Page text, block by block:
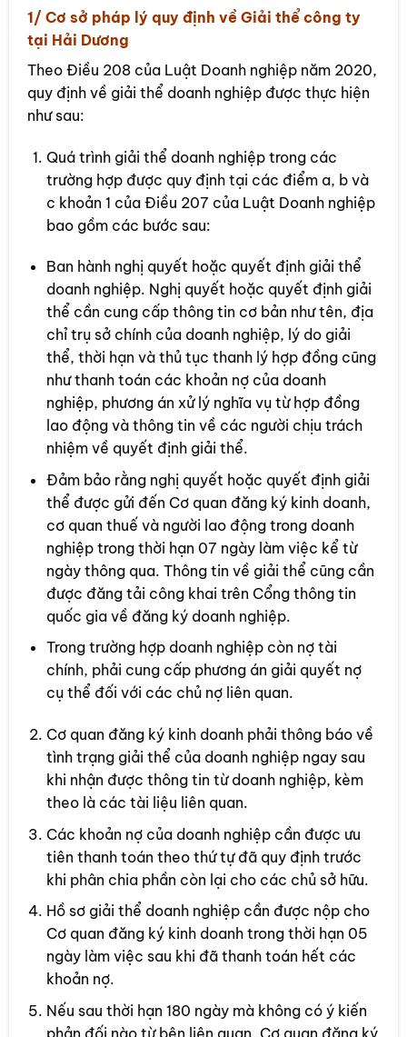
1/ Cơ sở pháp lý quy định về Giải thể công ty
tại Hải Dương
Theo Điều 208 của Luật Doanh nghiệp năm 2020,
quy định về giải thể doanh nghiệp được thực hiện
như sau:
Quá trình giải thể doanh nghiệp trong các
trường hợp được quy định tại các điểm a, b và
c khoản 1 của Điều 207 của Luật Doanh nghiệp
bao gồm các bước sau:
Ban hành nghị quyết hoặc quyết định giải thể
doanh nghiệp. Nghị quyết hoặc quyết định giải
thể cần cung cấp thông tin cơ bản như tên, địa
chỉ trụ sở chính của doanh nghiệp, lý do giải
thể, thời hạn và thủ tục thanh lý hợp đồng cũng
như thanh toán các khoản nợ của doanh
nghiệp, phương án xử lý nghĩa vụ từ hợp đồng
lao động và thông tin về các người chịu trách
nhiệm về quyết định giải thể.
Đảm bảo rằng nghị quyết hoặc quyết định giải
thể được gửi đến Cơ quan đăng ký kinh doanh,
cơ quan thuế và người lao động trong doanh
nghiệp trong thời hạn 07 ngày làm việc kể từ
ngày thông qua. Thông tin về giải thể cũng cần
được đăng tải công khai trên Cổng thông tin
quốc gia về đăng ký doanh nghiệp.
Trong trường hợp doanh nghiệp còn nợ tài
chính, phải cung cấp phương án giải quyết nợ
cụ thể đối với các chủ nợ liên quan.
Cơ quan đăng ký kinh doanh phải thông báo về
tình trạng giải thể của doanh nghiệp ngay sau
khi nhận được thông tin từ doanh nghiệp, kèm
theo là các tài liệu liên quan.
Các khoản nợ của doanh nghiệp cần được ưu
tiên thanh toán theo thứ tự đã quy định trước
khi phân chia phần còn lại cho các chủ sở hữu.
Hồ sơ giải thể doanh nghiệp cần được nộp cho
Cơ quan đăng ký kinh doanh trong thời hạn 05
ngày làm việc sau khi đã thanh toán hết các
khoản nợ.
Nếu sau thời hạn 180 ngày mà không có ý kiến